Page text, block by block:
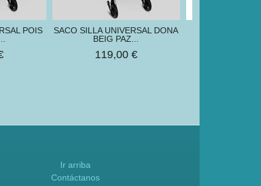
POIS
SACO SILLA UNIVERSAL DONA
BEIG PAZ...
119,00 €
Ir arriba
Contáctanos